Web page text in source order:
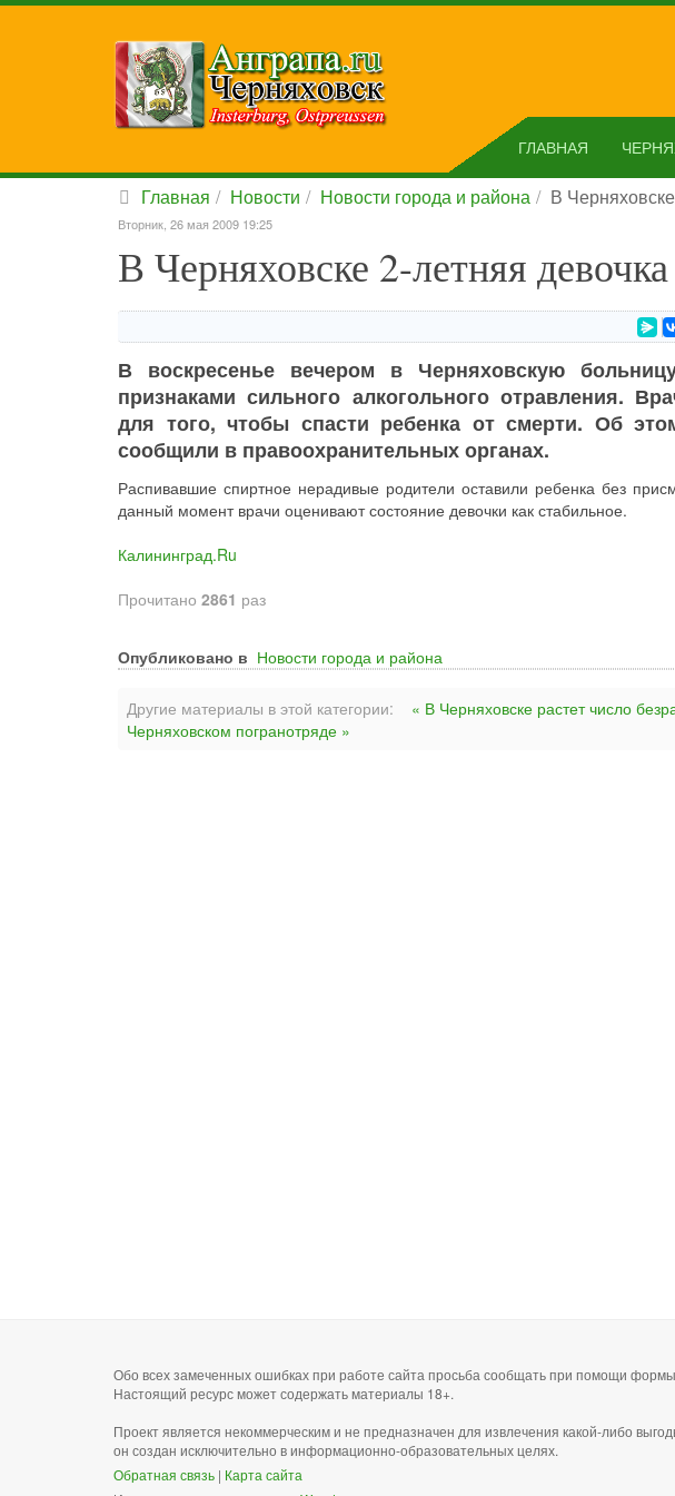
ГЛАВНАЯ
Главная Новости Новости города и района В
Вторник, 26 мая 2009 19:25
В Черняховске 2-летняя
В воскресенье вечером в Черняховскую
признаками сильного алкогольного отравления.
для того, чтобы спасти ребенка от смерти. Об
сообщили в правоохранительных органах.
Распивавшие спиртное нерадивые родители оставили ребенка без
данный момент врачи оценивают состояние девочки как стабильное.
Калининград.Ru
Прочитано 2861 раз
Опубликовано в Новости города и района
Другие материалы в этой категории: « В Черняховске растет число
Черняховском погранотряде »
Обо всех замеченных ошибках при работе сайта просьба сообщать при помощи формы
Настоящий ресурс может содержать материалы 18+.
Проект является некоммерческим и не предназначен для извлечения какой-либо
он создан исключительно в информационно-образовательных целях.
Обратная связь | Карта сайта